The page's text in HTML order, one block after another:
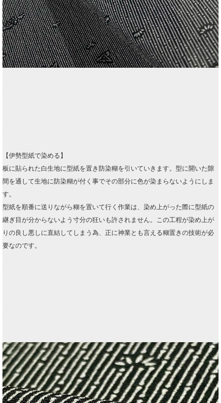
【伊勢型紙で染める】
板に貼られた白生地に型紙を置き防染糊を引いていきます。型に開いた隙
間を通して生地に防染糊が付く事でその部分に色が染まらないようにしま
す。
型紙を順番に送りながら糊を置いて行く作業は、染め上がった際に型紙の
継ぎ目が分からないよう寸分の狂いも許されません。この工程が染め上が
りの良し悪しに直結してしまう為、正に神業とも言える糊置きの技術が必
要なのです。